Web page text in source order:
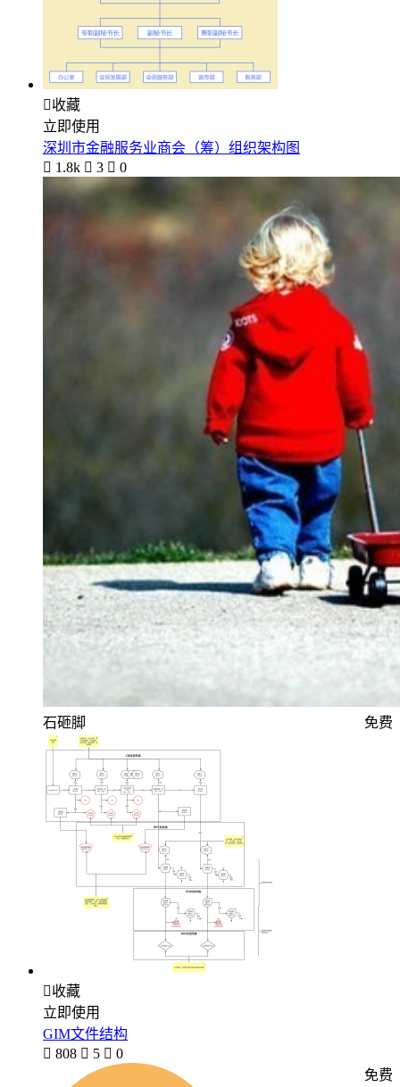
收藏
立即使用
深圳市金融服务业商会（筹）组织架构图
 1.8k  3  0
石砸脚 免费
收藏
立即使用
GIM文件结构
 808  5  0
免费